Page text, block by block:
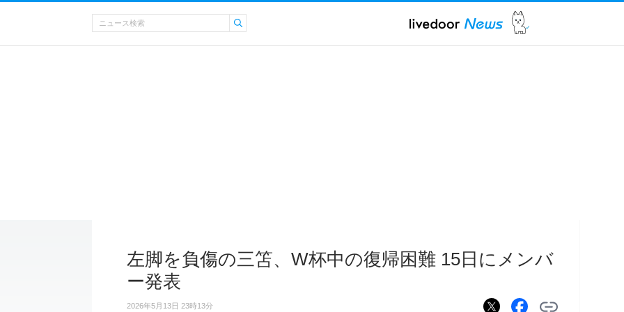
左脚を負傷の三笘、W杯中の復帰困難 15日にメンバ
ー発表
2026年5月13日 23時13分